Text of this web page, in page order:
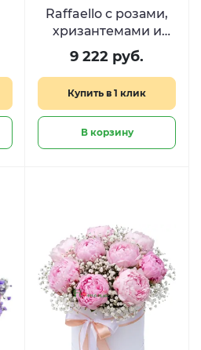
Raffaello с розами,
хризантемами и
гипсофилой в
коробке-сердце
9 222 руб.
Купить в 1 клик
В корзину